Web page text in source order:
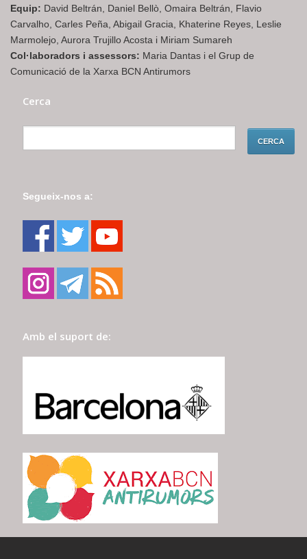
Equip: David Beltrán, Daniel Bellò, Omaira Beltrán, Flavio
Carvalho, Carles Peña, Abigail Gracia, Khaterine Reyes, Leslie
Marmolejo, Aurora Trujillo Acosta i Miriam Sumareh
Col·laboradors i assessors: Maria Dantas i el Grup de
Comunicació de la Xarxa BCN Antirumors
Cerca
Segueix-nos a:
Amb el suport de: